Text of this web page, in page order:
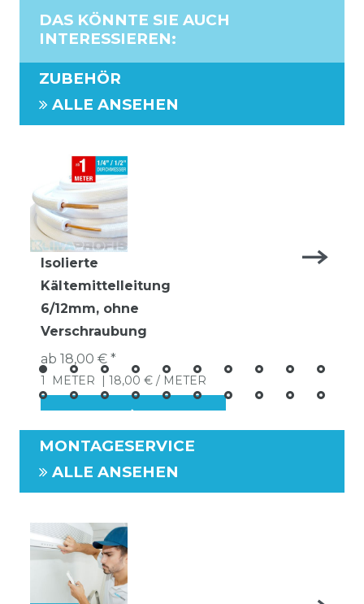
DAS KÖNNTE SIE AUCH
INTERESSIEREN:
ZUBEHÖR
ALLE ANSEHEN
Isolierte
Kältemittelleitung
6/12mm, ohne
Verschraubung
ab 18,00 € *
1 METER | 18,00 € / METER
MONTAGESERVICE
ALLE ANSEHEN